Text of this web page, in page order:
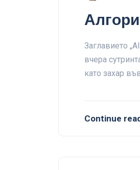
Заглавието
вчера
като захар
Continue